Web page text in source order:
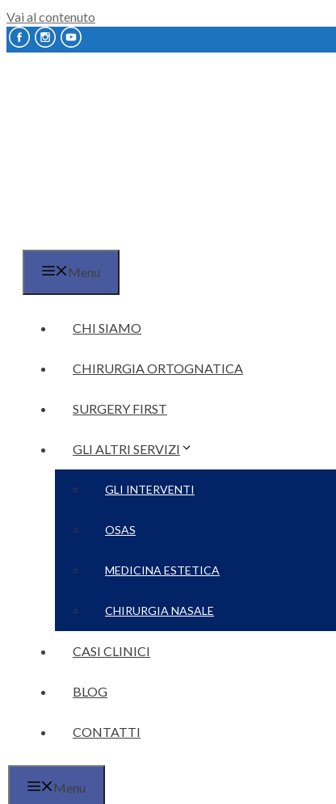
Vai al contenuto
Menu
CHI SIAMO
CHIRURGIA ORTOGNATICA
SURGERY FIRST
GLI ALTRI SERVIZI
GLI INTERVENTI
OSAS
MEDICINA ESTETICA
CHIRURGIA NASALE
CASI CLINICI
BLOG
CONTATTI
Menu